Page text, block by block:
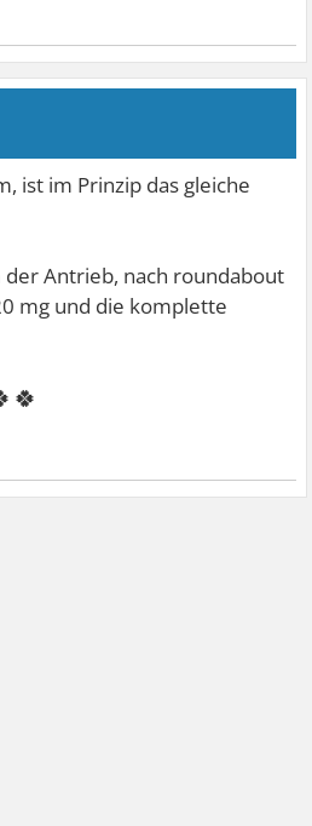
ist im Prinzip das gleiche
der Antrieb, nach roundabout
mg und die komplette